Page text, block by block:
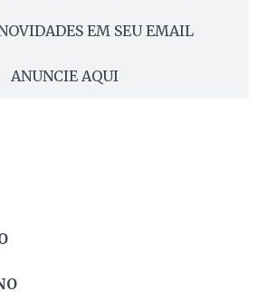
EM SEU EMAIL
ANUNCIE AQUI